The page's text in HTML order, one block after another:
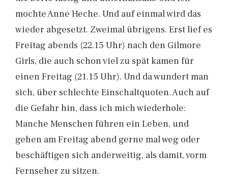
mochte Anne Heche. Und auf einmal wird das
wieder abgesetzt. Zweimal übrigens. Erst lief es
Freitag abends (22.15 Uhr) nach den Gilmore
Girls, die auch schon viel zu spät kamen für
einen Freitag (21.15 Uhr). Und da wundert man
sich, über schlechte Einschaltquoten. Auch auf
die Gefahr hin, dass ich mich wiederhole:
Manche Menschen führen ein Leben, und
gehen am Freitag abend gerne mal weg oder
beschäftigen sich anderweitig, als damit, vorm
Fernseher zu sitzen.